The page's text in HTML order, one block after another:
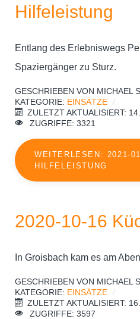
Hilfeleistung
Entlang des Erlebniswegs
Spaziergänger zu Sturz.
GESCHRIEBEN VON MICHAEL
KATEGORIE: EINSÄTZE
ZULETZT AKTUALISIERT:
ZUGRIFFE: 3321
WEITERLESEN: 2021-
HILFELEISTUNG
2020-10-16
In Groisbach kam es am
GESCHRIEBEN VON MICHAEL
KATEGORIE: EINSÄTZE
ZULETZT AKTUALISIERT:
ZUGRIFFE: 3597